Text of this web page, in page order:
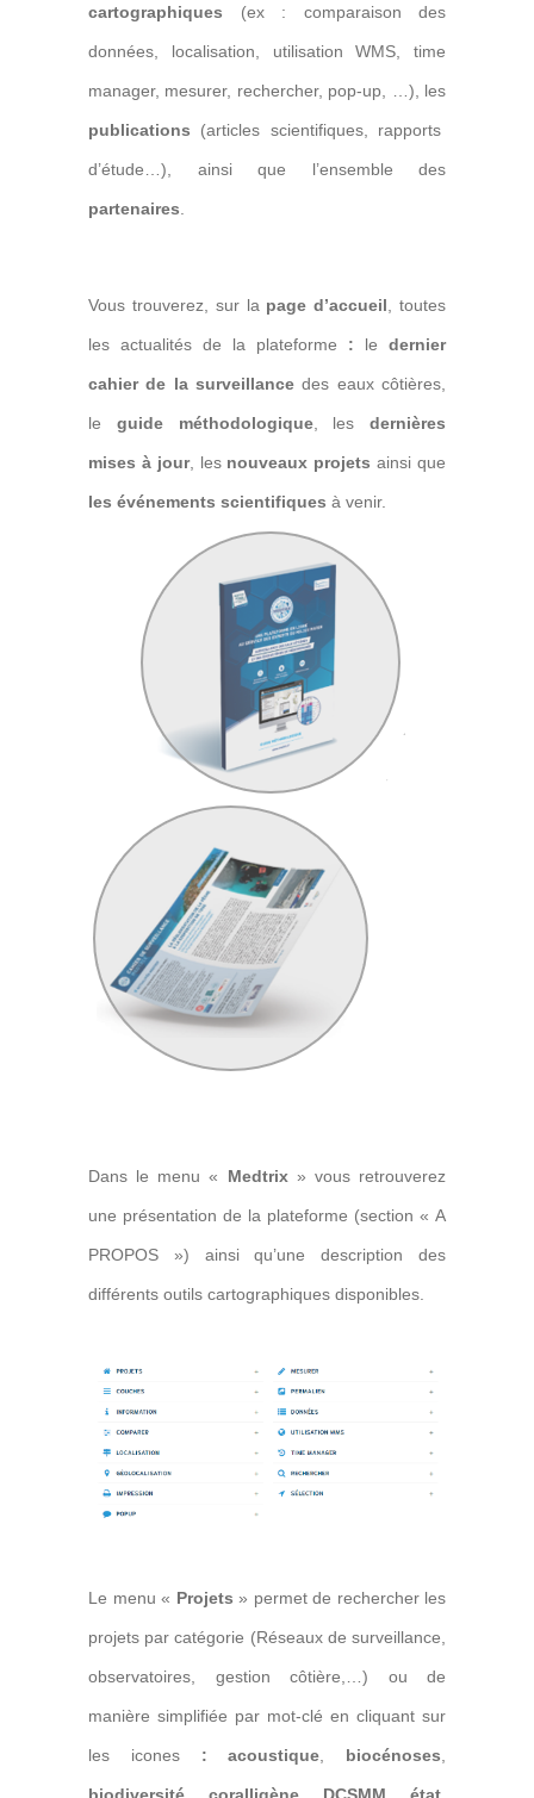
cartographiques (ex : comparaison des
données, localisation, utilisation WMS, time
manager, mesurer, rechercher, pop-up, …), les
publications (articles scientifiques, rapports
d’étude…), ainsi que l’ensemble des
partenaires
Vous trouverez, sur la page d’accueil , toutes
les actualités de la plateforme : le dernier
cahier de la surveillance des eaux côtières,
le guide méthodologique, les dernières
mises à jour, les nouveaux projets ainsi que
les événements scientifiques à venir.
Dans le menu « Medtrix» vous retrouverez
une présentation de la plateforme (section « A
PROPOS ») ainsi qu’une description des
différents outils cartographiques disponibles.
Le menu « Projets » permet de rechercher les
projets par catégorie (Réseaux de surveillance,
observatoires, gestion côtière,…) ou de
manière simplifiée par mot-clé en cliquant sur
les icones : acoustique biocénoses
biodiversité coralligène DCSMM état